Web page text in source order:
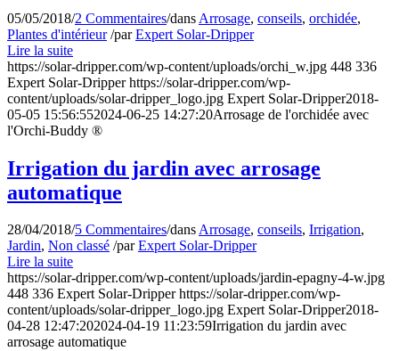
05/05/2018/2 Commentaires/dans Arrosage, conseils, orchidée,
Plantes d'intérieur /parExpert Solar-Dripper
Lire la suite
https://solar-dripper.com/wp-content/uploads/orchi_w.jpg 448 336
Expert Solar-Dripper https://solar-dripper.com/wp-
content/uploads/solar-dripper_logo.jpg Expert Solar-Dripper2018-
05-05 15:56:552024-06-25 14:27:20Arrosage de l'orchidée avec
l'Orchi-Buddy ®
Irrigation du jardin avec arrosage
automatique
28/04/2018/5 Commentaires/dansArrosage, conseils, Irrigation,
Jardin, Non classé /parExpert Solar-Dripper
Lire la suite
https://solar-dripper.com/wp-content/uploads/jardin-epagny-4-w.jpg
448 336 Expert Solar-Dripper https://solar-dripper.com/wp-
content/uploads/solar-dripper_logo.jpg Expert Solar-Dripper2018-
04-28 12:47:202024-04-19 11:23:59Irrigation du jardin avec
arrosage automatique